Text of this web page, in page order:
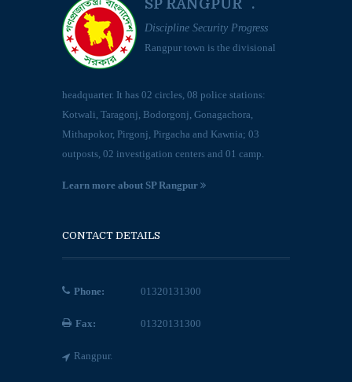
SP RANGPUR .
Discipline Security Progress
Rangpur town is the divisional
headquarter. It has 02 circles, 08 police stations:
Kotwali, Taragonj, Bodorgonj, Gonagachora,
Mithapokor, Pirgonj, Pirgacha and Kawnia; 03
outposts, 02 investigation centers and 01 camp.
Learn more about SP Rangpur
CONTACT DETAILS
Phone: 01320131300
Fax: 01320131300
Rangpur.